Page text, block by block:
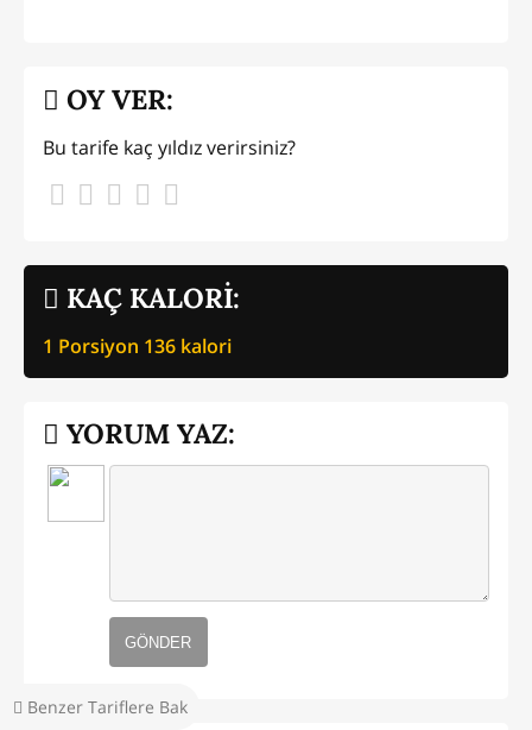
Benzer Tariflere Bak
KAÇ KALORİ:
1 Porsiyon 136 kalori
OY VER:
Bu tarife kaç yıldız verirsiniz?
YORUM YAZ:
GÖNDER